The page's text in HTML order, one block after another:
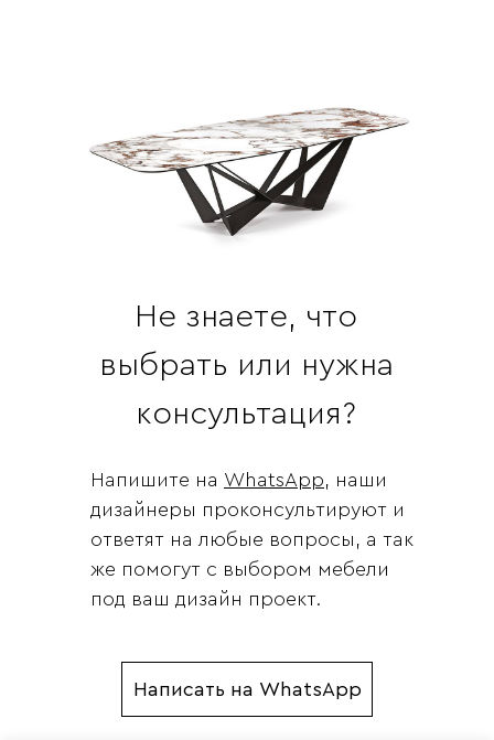
Напишите на WhatsApp, наши
дизайнеры проконсультируют и
ответят на любые вопросы, а так
же помогут с выбором мебели
под ваш дизайн проект.
Не знаете, что
выбрать или нужна
консультация?
Написать на WhatsApp